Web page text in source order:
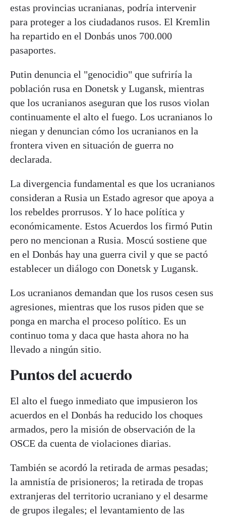
estas provincias ucranianas, podría intervenir
para proteger a los ciudadanos rusos. El Kremlin
ha repartido en el Donbás unos 700.000
pasaportes.
Putin denuncia el "genocidio" que sufriría la
población rusa en Donetsk y Lugansk, mientras
que los ucranianos aseguran que los rusos violan
continuamente el alto el fuego. Los ucranianos lo
niegan y denuncian cómo los ucranianos en la
frontera viven en situación de guerra no
declarada.
La divergencia fundamental es que los ucranianos
consideran a Rusia un Estado agresor que apoya a
los rebeldes prorrusos. Y lo hace política y
económicamente. Estos Acuerdos los firmó Putin
pero no mencionan a Rusia. Moscú sostiene que
en el Donbás hay una guerra civil y que se pactó
establecer un diálogo con Donetsk y Lugansk.
Los ucranianos demandan que los rusos cesen sus
agresiones, mientras que los rusos piden que se
ponga en marcha el proceso político. Es un
continuo toma y daca que hasta ahora no ha
llevado a ningún sitio.
Puntos del acuerdo
El alto el fuego inmediato que impusieron los
acuerdos en el Donbás ha reducido los choques
armados, pero la misión de observación de la
OSCE da cuenta de violaciones diarias.
También se acordó la retirada de armas pesadas;
la amnistía de prisioneros; la retirada de tropas
extranjeras del territorio ucraniano y el desarme
de grupos ilegales; el levantamiento de las